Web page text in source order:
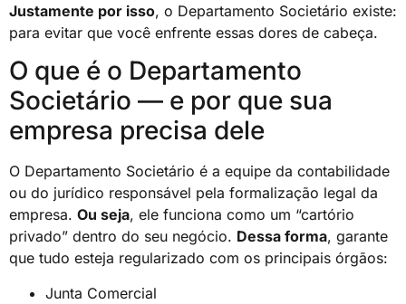
Justamente por isso, o Departamento Societário existe:
para evitar que você enfrente essas dores de cabeça.
O que é o Departamento
Societário — e por que sua
empresa precisa dele
O Departamento Societário é a equipe da contabilidade
ou do jurídico responsável pela formalização legal da
empresa. Ou seja, ele funciona como um “cartório
privado” dentro do seu negócio. Dessa forma, garante
que tudo esteja regularizado com os principais órgãos:
Junta Comercial